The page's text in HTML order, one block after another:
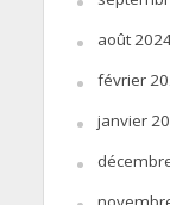
août
février
janvier